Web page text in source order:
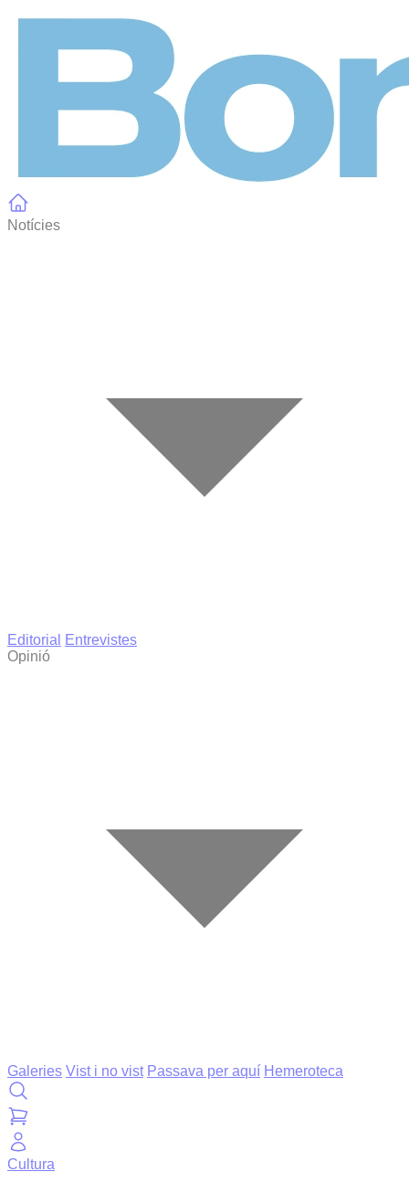
Notícies
Editorial
Entrevistes
Opinió
Galeries Vist i no vist Passava per aquí Hemeroteca
Cultura